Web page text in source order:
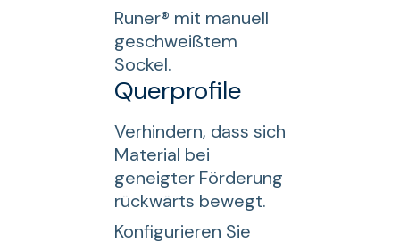
Runer® mit manuell
geschweißtem
Sockel.
Querprofile
Verhindern, dass sich
Material bei
geneigter Förderung
rückwärts bewegt.
Konfigurieren Sie